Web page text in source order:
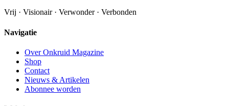
Vrij · Visionair · Verwonder · Verbonden
Navigatie
Over Onkruid Magazine
Shop
Contact
Nieuws & Artikelen
Abonnee worden